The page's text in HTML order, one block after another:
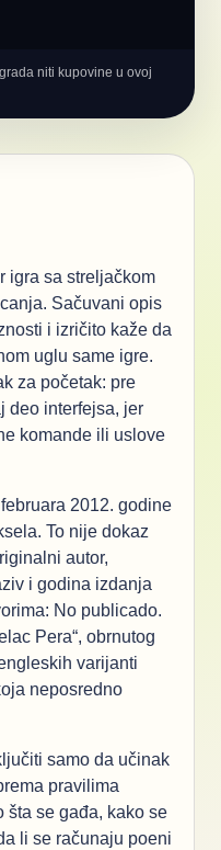
niti kupovine u ovoj
igra sa streljačkom
Sačuvani opis
i izričito kaže da
uglu same igre.
za početak: pre
deo interfejsa, jer
komande ili uslove
2012. godine
To nije dokaz
autor,
i godina izdanja
No publicado.
Pera“, obrnutog
varijanti
neposredno
samo da učinak
pravilima
šta se gađa, kako se
li se računaju poeni